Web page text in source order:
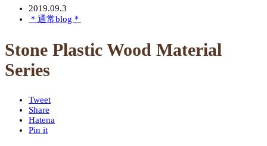
2019.09.3
＊通常blog＊
Stone Plastic Wood Material
Series
Tweet
Share
Hatena
Pin it